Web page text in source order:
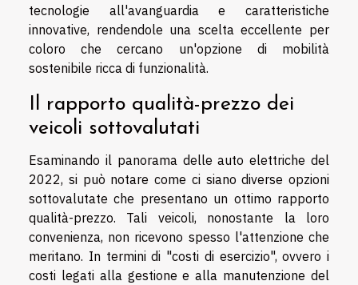
tecnologie all'avanguardia e caratteristiche
innovative, rendendole una scelta eccellente per
coloro che cercano un'opzione di mobilità
sostenibile ricca di funzionalità.
Il rapporto qualità-prezzo dei
veicoli sottovalutati
Esaminando il panorama delle auto elettriche del
2022, si può notare come ci siano diverse opzioni
sottovalutate che presentano un ottimo rapporto
qualità-prezzo. Tali veicoli, nonostante la loro
convenienza, non ricevono spesso l'attenzione che
meritano. In termini di "costi di esercizio", ovvero i
costi legati alla gestione e alla manutenzione del